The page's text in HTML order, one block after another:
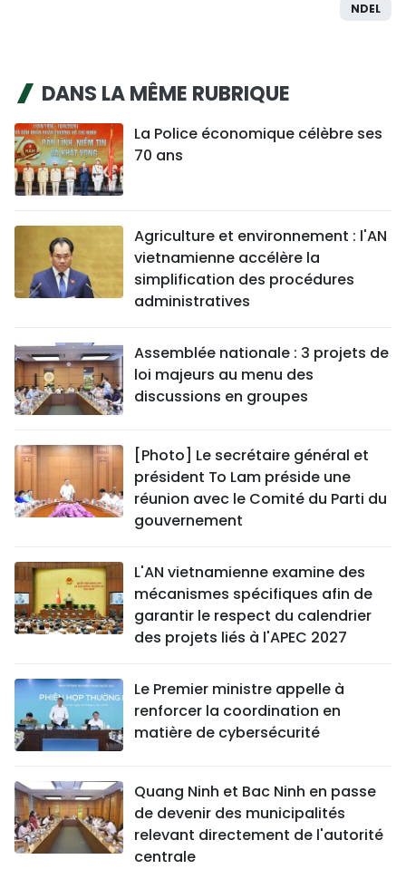
NDEL
DANS LA MÊME RUBRIQUE
La Police économique célèbre ses
70 ans
Agriculture et environnement : l'AN
vietnamienne accélère la
simplification des procédures
administratives
Assemblée nationale : 3 projets de
loi majeurs au menu des
discussions en groupes
[Photo] Le secrétaire général et
président To Lam préside une
réunion avec le Comité du Parti du
gouvernement
L'AN vietnamienne examine des
mécanismes spécifiques afin de
garantir le respect du calendrier
des projets liés à l'APEC 2027
Le Premier ministre appelle à
renforcer la coordination en
matière de cybersécurité
Quang Ninh et Bac Ninh en passe
de devenir des municipalités
relevant directement de l'autorité
centrale